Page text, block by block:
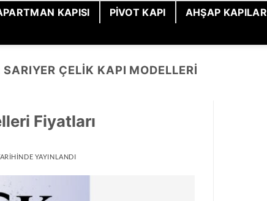
KAPISI PIVOT KAPI AHŞAP KAPILAR
SARIYER ÇELIK KAPI MODELLERI
Fiyatları
YAYINLANDI